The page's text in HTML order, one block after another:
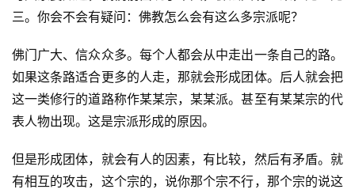
三。你会不会有疑问：佛教怎么会有这么多宗派呢？
佛门广大、信众众多。每个人都会从中走出一条自己的路。
如果这条路适合更多的人走，那就会形成团体。后人就会把
这一类修行的道路称作某某宗，某某派。甚至有某某宗的代
表人物出现。这是宗派形成的原因。
但是形成团体，就会有人的因素，有比较，然后有矛盾。就
有相互的攻击，这个宗的，说你那个宗不行，那个宗的说这